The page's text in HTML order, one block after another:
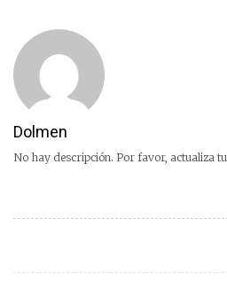
Dolmen
No hay descripción. Por favor, actualiza